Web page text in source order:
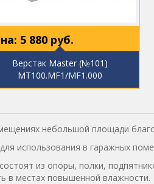
5 880 руб.
Верстак Master (№101)
MT100.MF1/MF1.000
небольшой площади
использования в гаражных
из опоры, полки,
в местах повышенной влажности.